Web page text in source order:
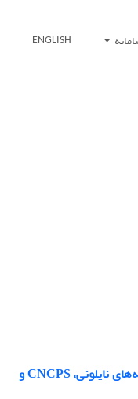
ENGLISH
اثر کاهش ترکیبات فنولیک با استفاده از فرآوری‌های مختلف بر ترکیبات شیمیایی و طبقه‌بندی پروتئین خام علوفه اسپرس به روش کیسه‌های نایلونی، CNCPS و